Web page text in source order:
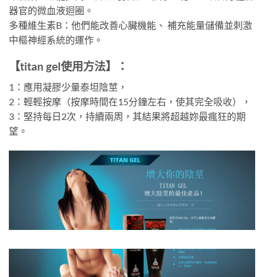
器官的微血液迴圈。
多種維生素B：他們能改善心臟機能、 補充能量儲備並刺激
中樞神經系統的運作。
【titan gel使用方法】 ：
1：應用凝膠少量泰坦陰莖，
2：輕輕按摩（按摩時間在15分鐘左右，使其完全吸收），
3：堅持每日2次，持續兩周，其結果將超越妳最瘋狂的期
望。